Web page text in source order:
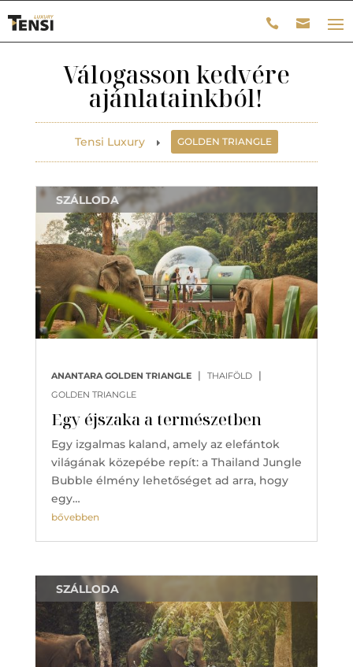
Válogasson kedvére
ajánlatainkból!
Tensi Luxury E GOLDEN TRIANGLE
Egy éjszaka a természetben
ANANTARA GOLDEN TRIANGLE | THAIFÖLD |
GOLDEN TRIANGLE
SZÁLLODA
Egy izgalmas kaland, amely az elefántok
világának közepébe repít: a Thailand Jungle
Bubble élmény lehetőséget ad arra, hogy
egy…
bővebben
SZÁLLODA